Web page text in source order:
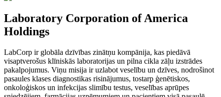
Laboratory Corporation of America
Holdings
LabCorp ir globāla dzīvības zinātņu kompānija, kas piedāvā
visaptverošus klīniskās laboratorijas un pilna cikla zāļu izstrādes
pakalpojumus. Viņu misija ir uzlabot veselību un dzīves, nodrošinot
pasaules klases diagnostikas risinājumus, tostarp ģenētiskos,
onkoloģiskos un infekcijas slimību testus, veselības aprūpes